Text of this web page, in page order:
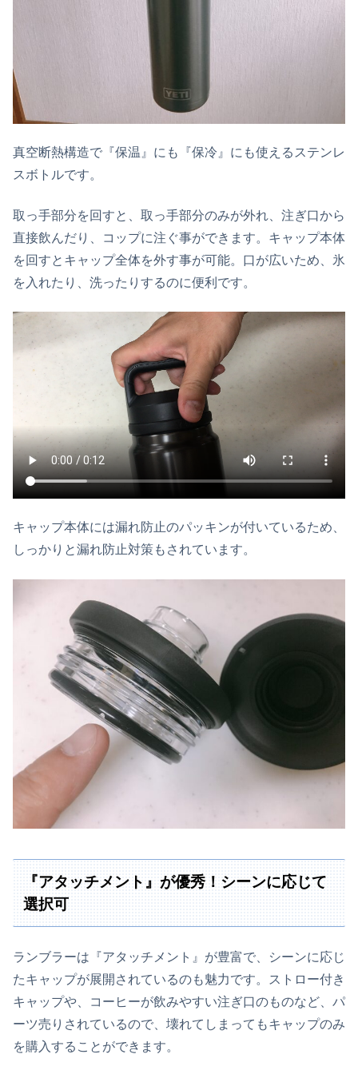
真空断熱構造で『保温』にも『保冷』にも使えるステンレ
スボトルです。
取っ手部分を回すと、取っ手部分のみが外れ、注ぎ口から
直接飲んだり、コップに注ぐ事ができます。キャップ本体
を回すとキャップ全体を外す事が可能。口が広いため、氷
を入れたり、洗ったりするのに便利です。
キャップ本体には漏れ防止のパッキンが付いているため、
しっかりと漏れ防止対策もされています。
『アタッチメント』が優秀！シーンに応じて
選択可
ランブラーは『アタッチメント』が豊富で、シーンに応じ
たキャップが展開されているのも魅力です。ストロー付き
キャップや、コーヒーが飲みやすい注ぎ口のものなど、パ
ーツ売りされているので、壊れてしまってもキャップのみ
を購入することができます。